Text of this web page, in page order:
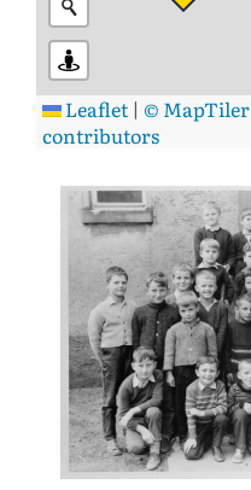
Leaflet | © MapTiler
contributors